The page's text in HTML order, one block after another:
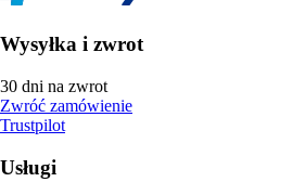
Wysyłka i zwrot
30 dni na zwrot
Zwróć zamówienie
Trustpilot
Usługi